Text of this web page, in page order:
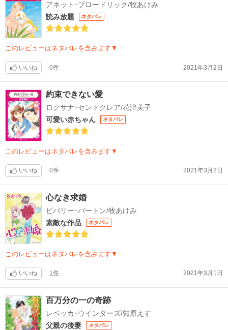
アネット･ブロードリック/牧あけみ
読み放題
ネタバレ
このレビューはネタバレを含みます▼
いいね 0件 2021年3月2日
約束できない愛
ロクサナ･セントクレア/花津美子
可愛い赤ちゃん
ネタバレ
このレビューはネタバレを含みます▼
いいね 0件 2021年3月2日
心なき求婚
ビバリー･バートン/牧あけみ
素敵な作品
ネタバレ
このレビューはネタバレを含みます▼
いいね 1件 2021年3月1日
百万分の一の奇跡
レベッカ･ウインターズ/知原えす
父親の後妻
ネタバレ